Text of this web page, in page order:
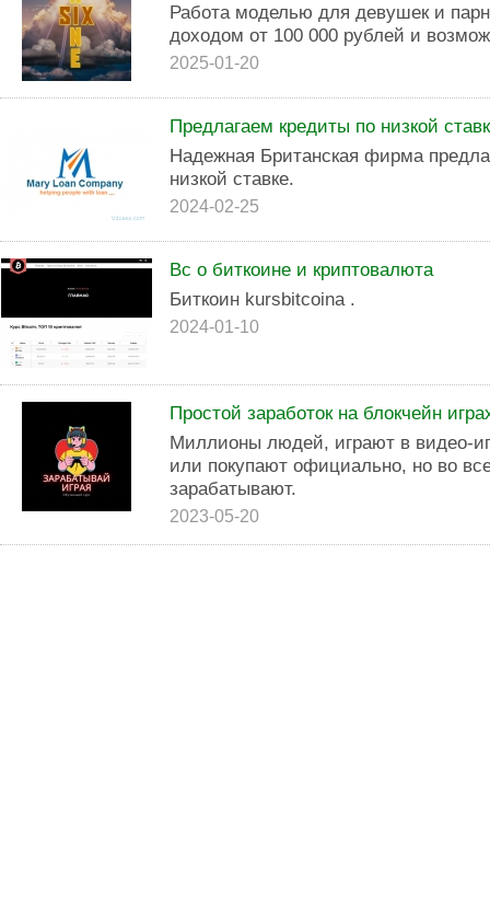
Работа моделью для девушек и
доходом от 100 000 рублей и
2025-01-20
Предлагаем кредиты по низкой
Надежная Британская фирма
низкой ставке.
2024-02-25
Вс о биткоине и криптовалюта
Биткоин kursbitcoina .
2024-01-10
Простой заработок на блокчейн
Миллионы людей, играют в видео-
или покупают официально, но во
зарабатывают.
2023-05-20